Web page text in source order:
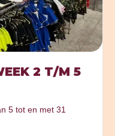
2 T/M 5
5 tot en met 31